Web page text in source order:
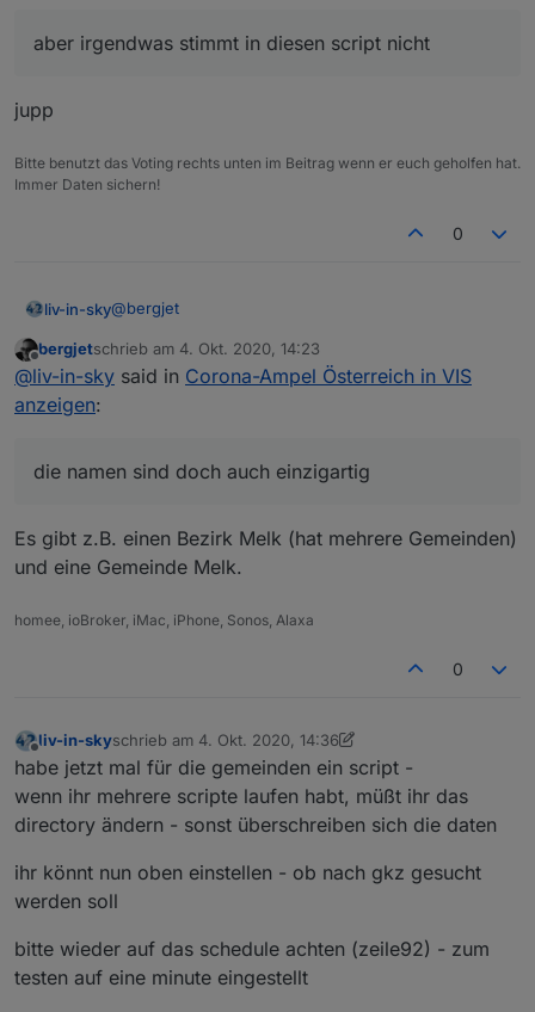
aber irgendwas stimmt in diesen script nicht
jupp
Bitte benutzt das Voting rechts unten im Beitrag wenn er euch geholfen hat.
Immer Daten sichern!
0
liv-in-sky@bergjet
es gibt in beiden quellen (hatte ich nicht gesehen,
dass unterschiedlicht) die selben inhalte - es wird
        "Warnstufe": "2"
oder kann das doppelt sein?
Offline
bergjetschrieb am 4. Okt. 2020, 14:23
zuletzt editiert von
@liv-in-sky said in Corona-Ampel Österreich in VIS
anzeigen:
die namen sind doch auch einzigartig
Es gibt z.B. einen Bezirk Melk (hat mehrere Gemeinden)
und eine Gemeinde Melk.
homee, ioBroker, iMac, iPhone, Sonos, Alaxa
0
Offline
liv-in-skyschrieb am 4. Okt. 2020, 14:36
zuletzt editiert von liv-in-sky10. Apr. 2020, 16:59
habe jetzt mal für die gemeinden ein script -
wenn ihr mehrere scripte laufen habt, müßt ihr das
directory ändern - sonst überschreiben sich die daten
ihr könnt nun oben einstellen - ob nach gkz gesucht
werden soll
bitte wieder auf das schedule achten (zeile92) - zum
testen auf eine minute eingestellt